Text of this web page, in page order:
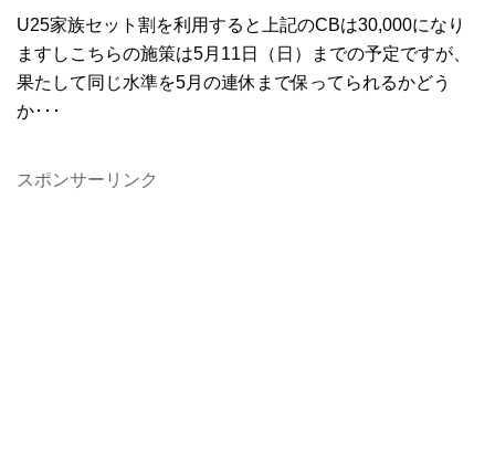
U25家族セット割を利用すると上記のCBは30,000になり
ますしこちらの施策は5月11日（日）までの予定ですが、
果たして同じ水準を5月の連休まで保ってられるかどう
か･･･
スポンサーリンク